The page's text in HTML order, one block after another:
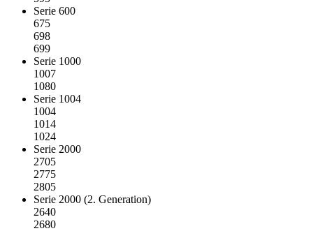
Serie 600
675
698
699
Serie 1000
1007
1080
Serie 1004
1004
1014
1024
Serie 2000
2705
2775
2805
Serie 2000 (2. Generation)
2640
2680